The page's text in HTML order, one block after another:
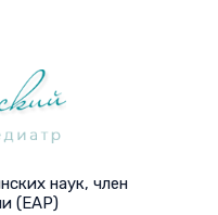
наук, член
(EAP)